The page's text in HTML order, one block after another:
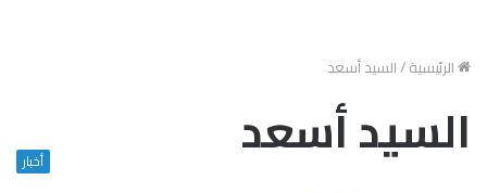
الرئيسية/السيد أسعد
السيد أسعد
أخبار